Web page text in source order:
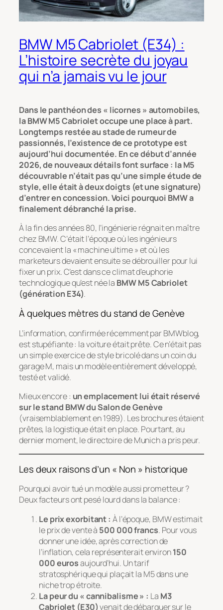
BMW M5 Cabriolet (E34) :
L’histoire secrète du joyau
qui n’a jamais vu le jour
Dans le panthéon des « licornes » automobiles,
la BMW M5 Cabriolet occupe une place à part.
Longtemps restée au stade de rumeur de
passionnés, l’existence de ce prototype est
aujourd’hui documentée. En ce début d’année
2026, de nouveaux détails font surface : la M5
découvrable n’était pas qu’une simple étude de
style, elle était à deux doigts (et une signature)
d’entrer en concession. Voici pourquoi BMW a
finalement débranché la prise.
À la fin des années 80, l’ingénierie régnait en maître
chez BMW. C’était l’époque où les ingénieurs
concevaient la « machine ultime » et où les
marketeurs devaient ensuite se débrouiller pour lui
fixer un prix. C’est dans ce climat d’euphorie
technologique qu’est née la BMW M5 Cabriolet
(génération E34).
À quelques mètres du stand de Genève
L’information, confirmée récemment parBMWblog,
est stupéfiante : la voiture était prête. Ce n’était pas
un simple exercice de style bricolé dans un coin du
garage M, mais un modèle entièrement développé,
testé et validé.
Mieux encore : un emplacement lui était réservé
sur le stand BMW du Salon de Genève
(vraisemblablement en 1989). Les brochures étaient
prêtes, la logistique était en place. Pourtant, au
dernier moment, le directoire de Munich a pris peur.
Les deux raisons d’un « Non » historique
Pourquoi avoir tué un modèle aussi prometteur ?
Deux facteurs ont pesé lourd dans la balance :
Le prix exorbitant : À l’époque, BMW estimait
le prix de vente à 500 000 francs. Pour vous
donner une idée, après correction de
l’inflation, cela représenterait environ150
000 eurosaujourd’hui. Un tarif
stratosphérique qui plaçait la M5 dans une
niche trop étroite.
La peur du « cannibalisme » : La M3
Cabriolet (E30)venait de débarquer sur le